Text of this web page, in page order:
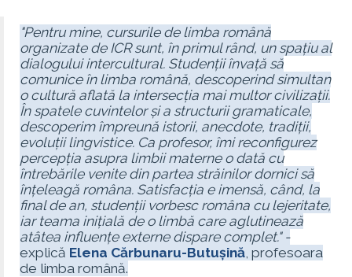
"Pentru mine, cursurile de limba română
organizate de ICR sunt, în primul rând, un spațiu al
dialogului intercultural. Studenții învață să
comunice în limba română, descoperind simultan
o cultură aflată la intersecția mai multor civilizații.
În spatele cuvintelor și a structurii gramaticale,
descoperim împreună istorii, anecdote, tradiții,
evoluții lingvistice. Ca profesor, îmi reconfigurez
percepția asupra limbii materne o dată cu
întrebările venite din partea străinilor dornici să
înțeleagă româna. Satisfacția e imensă, când, la
final de an, studenții vorbesc româna cu lejeritate,
iar teama inițială de o limbă care aglutinează
atâtea influențe externe dispare complet."-
explică Elena Cărbunaru-Butușină, profesoara
de limba română.